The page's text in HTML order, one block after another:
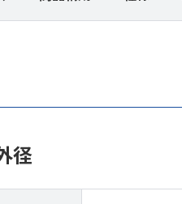
径